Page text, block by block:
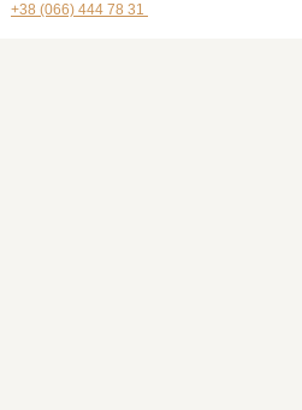
+38 (066) 444 78 31